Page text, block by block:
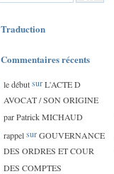
Traduction
Commentaires récents
le débutsurL'ACTE D
AVOCAT / SON ORIGINE
par Patrick MICHAUD
rappelsurGOUVERNANCE
DES ORDRES ET COUR
DES COMPTES